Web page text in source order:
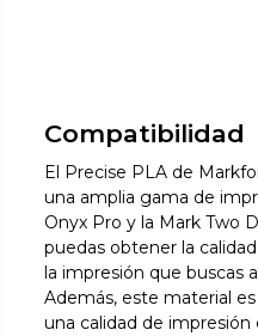
Compatibilidad
El Precise PLA de
una amplia gama de
Onyx Pro y la Mark Two
puedas obtener la
la impresión que buscas
Además, este material
una calidad de impresión